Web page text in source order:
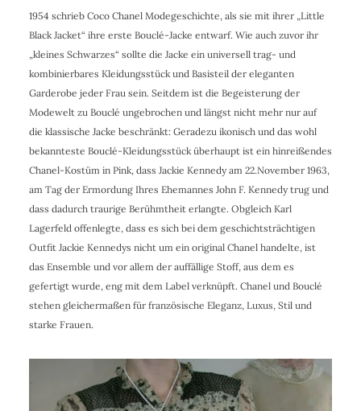
1954 schrieb Coco Chanel Modegeschichte, als sie mit ihrer „Little
Black Jacket“ ihre erste Bouclé-Jacke entwarf. Wie auch zuvor ihr
„kleines Schwarzes“ sollte die Jacke ein universell trag- und
kombinierbares Kleidungsstück und Basisteil der eleganten
Garderobe jeder Frau sein. Seitdem ist die Begeisterung der
Modewelt zu Bouclé ungebrochen und längst nicht mehr nur auf
die klassische Jacke beschränkt: Geradezu ikonisch und das wohl
bekannteste Bouclé-Kleidungsstück überhaupt ist ein hinreißendes
Chanel-Kostüm in Pink, dass Jackie Kennedy am 22.November 1963,
am Tag der Ermordung Ihres Ehemannes John F. Kennedy trug und
dass dadurch traurige Berühmtheit erlangte. Obgleich Karl
Lagerfeld offenlegte, dass es sich bei dem geschichtsträchtigen
Outfit Jackie Kennedys nicht um ein original Chanel handelte, ist
das Ensemble und vor allem der auffällige Stoff, aus dem es
gefertigt wurde, eng mit dem Label verknüpft. Chanel und Bouclé
stehen gleichermaßen für französische Eleganz, Luxus, Stil und
starke Frauen.